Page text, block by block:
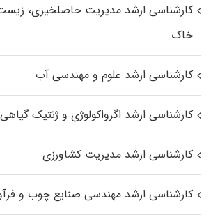
کارشناسی ارشد مدیریت حاصلخیزی،
خاک
کارشناسی ارشد علوم و مهندسی آب
کارشناسی ارشد اگرواکولوژی و ژنتیک گیاهی
کارشناسی ارشد مدیریت کشاورزی
کارشناسی ارشد مهندسی صنایع چوب و